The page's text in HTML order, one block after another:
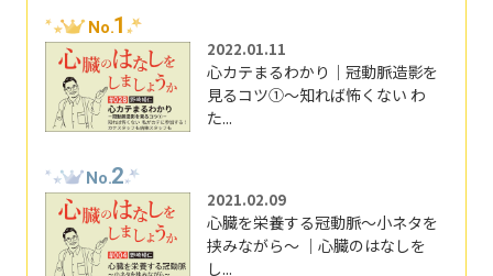
No.1
2022.01.11
心カテまるわかり｜冠動脈造影を
見るコツ①～知れば怖くない わ
た...
No.2
2021.02.09
心臓を栄養する冠動脈～小ネタを
挟みながら～ ｜心臓のはなしを
し...